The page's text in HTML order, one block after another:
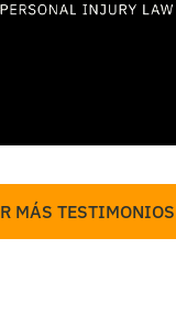
MÁS TESTIMONIOS